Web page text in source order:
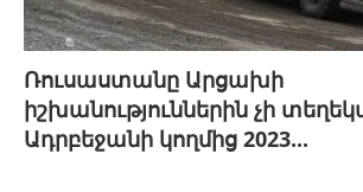
Ռուսաստանը Արցախի
իշխանություններին չի
Ադրբեջանի կողմից 2023...